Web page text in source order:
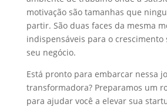
motivação são tamanhas que
partir. São duas faces da mesma
indispensáveis para o crescimento
seu negócio.
Está pronto para embarcar nessa
transformadora? Preparamos um
para ajudar você a elevar sua